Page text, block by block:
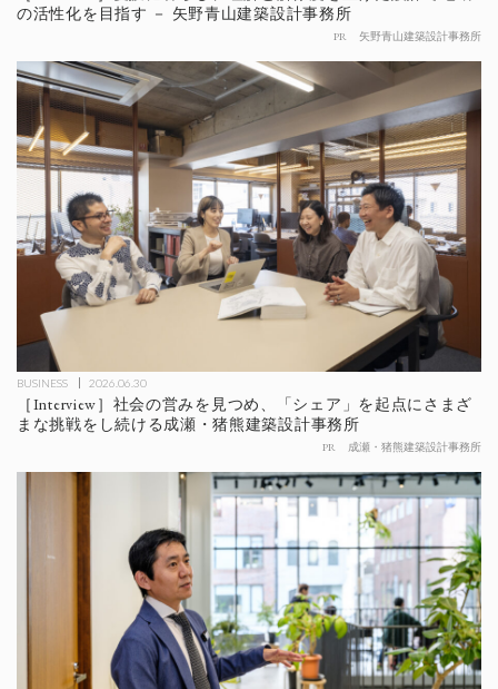
の活性化を目指す － 矢野青山建築設計事務所
PR 矢野青山建築設計事務所
BUSINESS 2026.06.30
［Interview］社会の営みを見つめ、「シェア」を起点にさまざ
まな挑戦をし続ける成瀬・猪熊建築設計事務所
PR 成瀬・猪熊建築設計事務所